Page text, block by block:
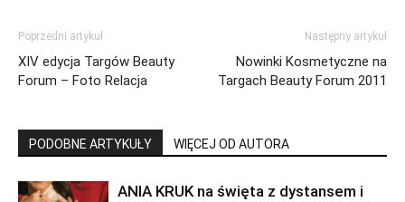
Poprzedni artykuł
XIV edycja Targów Beauty
Forum – Foto Relacja
Następny artykuł
Nowinki Kosmetyczne na
Targach Beauty Forum 2011
PODOBNE ARTYKUŁY WIĘCEJ OD AUTORA
ANIA KRUK na święta z dystansem i